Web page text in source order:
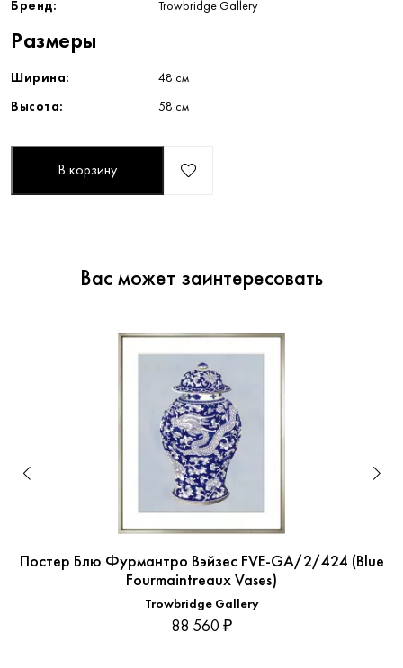
Бренд: Trowbridge Gallery
Размеры
Ширина: 48 см
Высота: 58 см
В корзину
Вас может заинтересовать
Постер Блю Фурмантро Вэйзес FVE-GA/2/424 (Blue
Fourmaintreaux Vases)
Trowbridge Gallery
88 560 ₽